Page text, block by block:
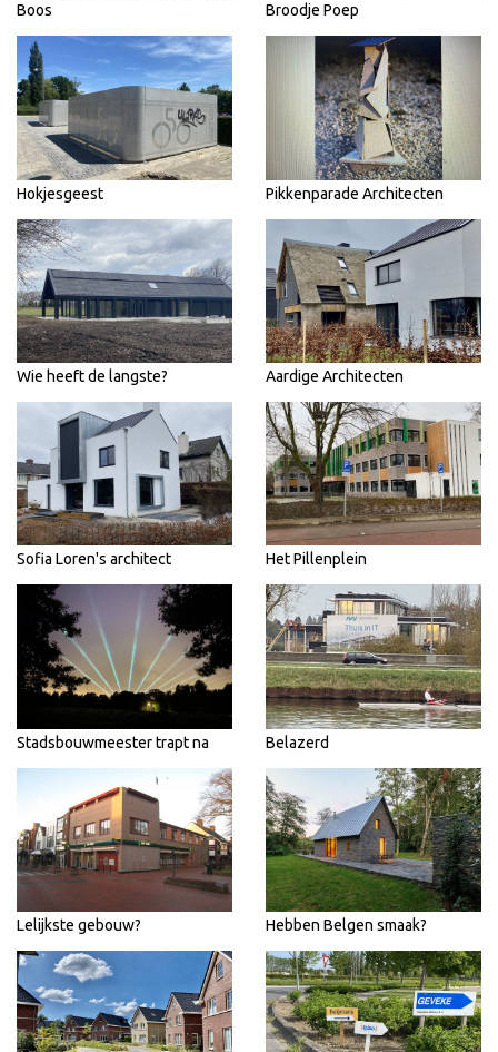
Boos Broodje Poep
Hokjesgeest Pikkenparade Architecten
Wie heeft de langste? Aardige Architecten
Sofia Loren's architect Het Pillenplein
Stadsbouwmeester trapt na Belazerd
Lelijkste gebouw? Hebben Belgen smaak?